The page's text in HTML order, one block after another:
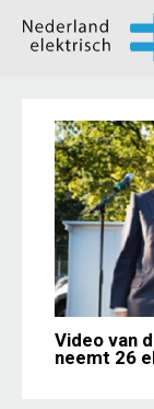
Video van
neemt 26